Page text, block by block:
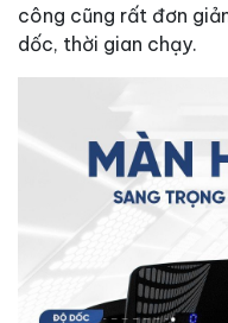
công cũng rất đơn
dốc, thời gian chạy.